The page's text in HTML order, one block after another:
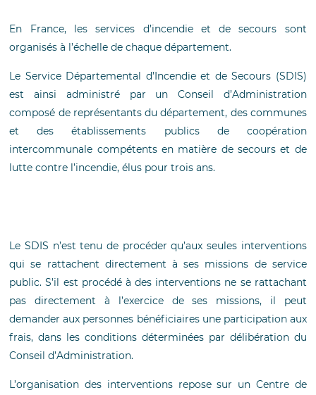
En France, les services d’incendie et de secours sont
organisés à l’échelle de chaque département.
Le Service Départemental d’Incendie et de Secours (SDIS)
est ainsi administré par un Conseil d’Administration
composé de représentants du département, des communes
et des établissements publics de coopération
intercommunale compétents en matière de secours et de
lutte contre l’incendie, élus pour trois ans.
Le SDIS n’est tenu de procéder qu’aux seules interventions
qui se rattachent directement à ses missions de service
public. S’il est procédé à des interventions ne se rattachant
pas directement à l’exercice de ses missions, il peut
demander aux personnes bénéficiaires une participation aux
frais, dans les conditions déterminées par délibération du
Conseil d’Administration.
L’organisation des interventions repose sur un Centre de